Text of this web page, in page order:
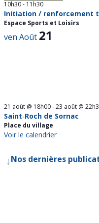
10h30- 11h30
Initiation / renforcement
Espace Sports et Loisirs
ven Août 21
21 août @ 18h00-23 août @
Saint‑Roch de Sornac
Place du village
Voir le calendrier
↓ Nos dernières